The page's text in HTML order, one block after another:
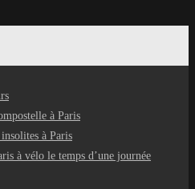
à Paris
à Paris
à vélo le temps d’une journée